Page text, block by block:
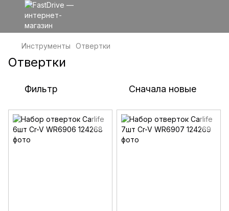
Инструменты Отвертки
Отвертки
Фильтр Сначала новые